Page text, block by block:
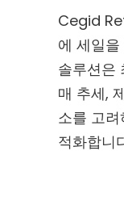
Cegid
에 세일
솔루션은
매 추세,
소를 고
적화합니